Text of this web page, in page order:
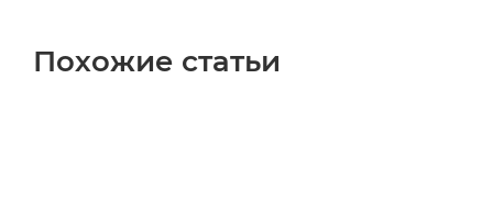
Похожие статьи